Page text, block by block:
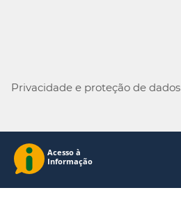
Privacidade e proteção de dados